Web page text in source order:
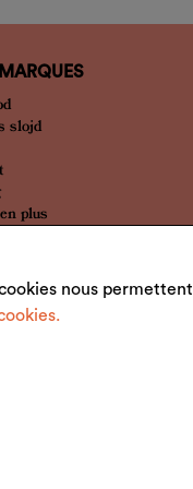
slojd
plus
nous permettent